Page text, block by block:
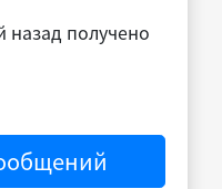
назад получено